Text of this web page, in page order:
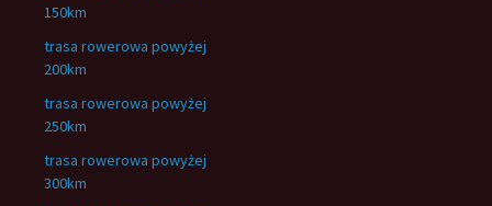
150km
trasa rowerowa powyżej
200km
trasa rowerowa powyżej
250km
trasa rowerowa powyżej
300km